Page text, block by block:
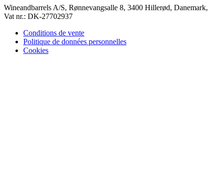
Wineandbarrels A/S, Rønnevangsalle 8, 3400 Hillerød, Danemark,
Vat nr.: DK-27702937
Conditions de vente
Politique de données personnelles
Cookies